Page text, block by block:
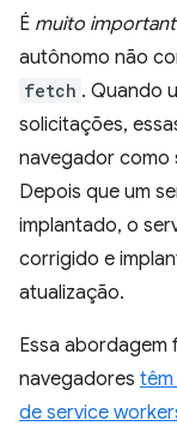
É muito
autônomo não
fetch . Quando
solicitações,
navegador como
Depois que um
implantado, o
corrigido e
atualização.
Essa
navegadores
de service